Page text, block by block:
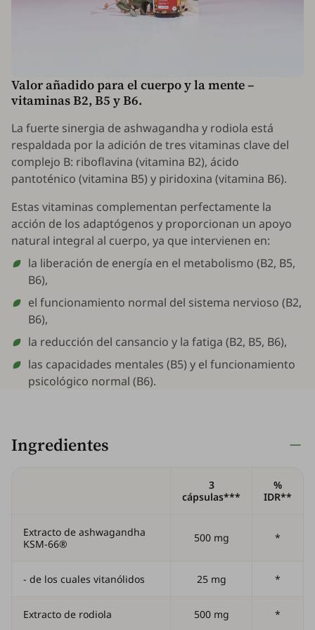
Valor añadido para el cuerpo y la mente –
vitaminas B2, B5 y B6.
La fuerte sinergia de ashwagandha y rodiola está
respaldada por la adición de tres vitaminas clave del
complejo B: riboflavina (vitamina B2), ácido
pantoténico (vitamina B5) y piridoxina (vitamina B6).
Estas vitaminas complementan perfectamente la
acción de los adaptógenos y proporcionan un apoyo
natural integral al cuerpo, ya que intervienen en:
la liberación de energía en el metabolismo (B2, B5,
B6),
el funcionamiento normal del sistema nervioso (B2,
B6),
la reducción del cansancio y la fatiga (B2, B5, B6),
las capacidades mentales (B5) y el funcionamiento
psicológico normal (B6).
Ingredientes
3
cápsulas***
%
IDR**
Extracto de ashwagandha
KSM-66®
500 mg *
- de los cuales vitanólidos 25 mg *
Extracto de rodiola 500 mg *